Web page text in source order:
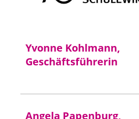
Yvonne Kohlmann,
Geschäftsführerin
Angela Papenburg,